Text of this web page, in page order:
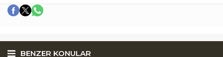
BENZER KONULAR